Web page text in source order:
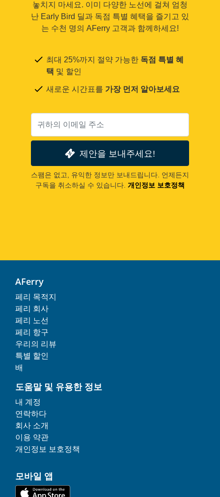
놓치지 마세요. 이미 다양한 노선에 걸쳐 엄청
난 Early Bird 딜과 독점 특별 혜택을 즐기고 있
는 수천 명의 AFerry 고객과 함께하세요!
최대 25%까지 절약 가능한 독점 특별 혜
택 및 할인
새로운 시간표를 가장 먼저 알아보세요
제안을 보내주세요!
스팸은 없고, 유익한 정보만 보내드립니다. 언제든지
구독을 취소하실 수 있습니다. 개인정보 보호정책
AFerry
페리 목적지
페리 회사
페리 노선
페리 항구
우리의 리뷰
특별 할인
배
도움말 및 유용한 정보
내 계정
연락하다
회사 소개
이용 약관
개인정보 보호정책
모바일 앱